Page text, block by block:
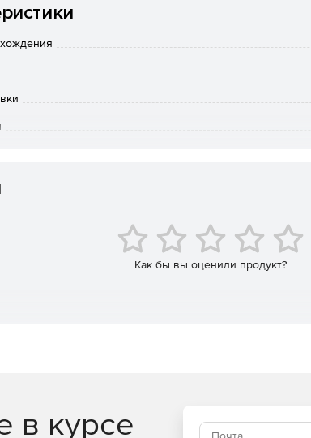
инструменты оформления документации с
и марок на чертеже металлических или
автоматически.
железобетонных (колонн, фундаментов, стен, плит
конструкций (колонн, балок, связей, листового
и ведомость расхода стали. Реализован редактор
Как бы вы оценили продукт?
в курсе